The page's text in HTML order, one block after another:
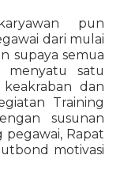
pun
dari mulai
supaya semua
menyatu satu
dan
Training
susunan
Rapat
motivasi